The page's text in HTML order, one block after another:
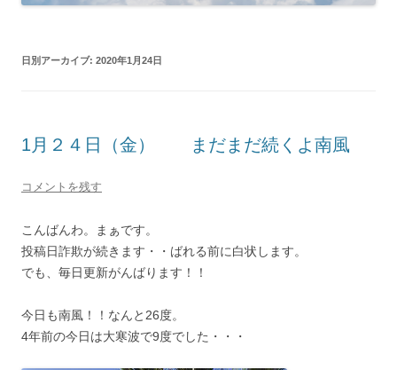
日別アーカイブ: 2020年1月24日
1月２４日（金） まだまだ続くよ南風
コメントを残す
こんばんわ。まぁです。
投稿日詐欺が続きます・・ばれる前に白状します。
でも、毎日更新がんばります！！
今日も南風！！なんと26度。
4年前の今日は大寒波で9度でした・・・